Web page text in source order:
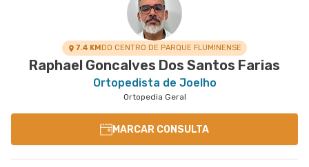
Rua Angelica Mota nr. 90 2º Andar, 3º Andar e 4º
Andar - Olaria, Rio de Janeiro - RJ
7.4 KMDO CENTRO DE PARQUE FLUMINENSE
Raphael Goncalves Dos Santos Farias
Ortopedista de Joelho
Ortopedia Geral
MARCAR CONSULTA